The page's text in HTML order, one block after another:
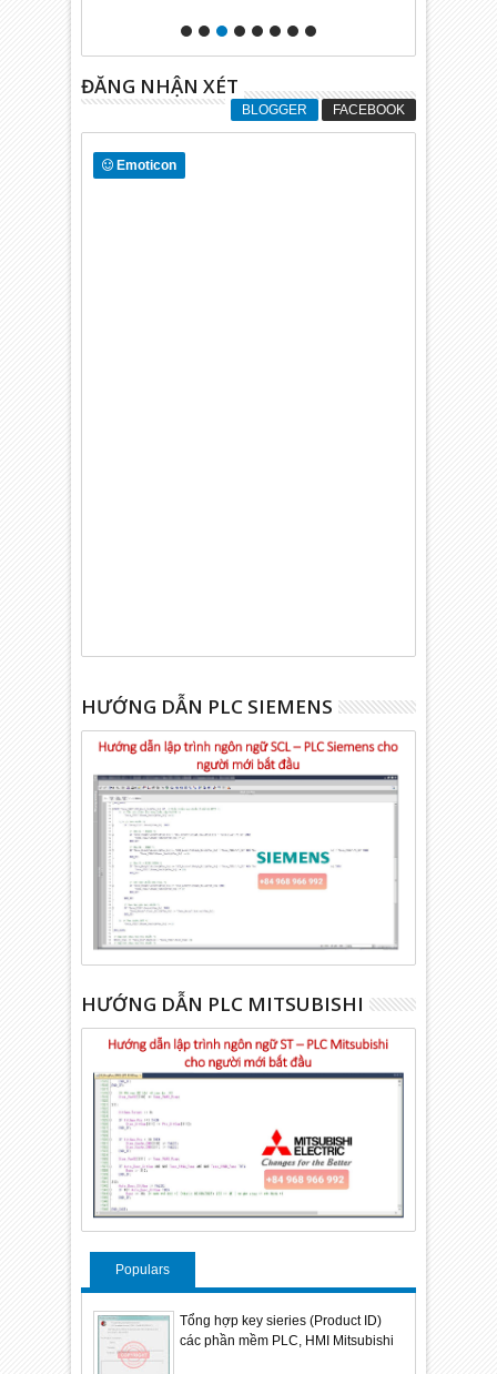
ĐĂNG NHẬN XÉT
BLOGGER FACEBOOK
Emoticon
HƯỚNG DẪN PLC SIEMENS
HƯỚNG DẪN PLC MITSUBISHI
Populars
Tổng hợp key sieries (Product ID)
các phần mềm PLC, HMI Mitsubishi